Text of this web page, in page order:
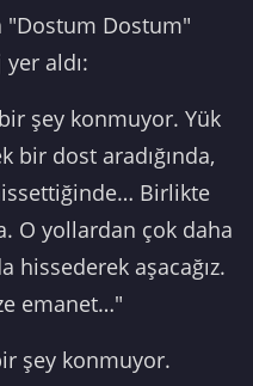
"Dostum Dostum"
aldı:
şey konmuyor. Yük
bir dost aradığında,
Birlikte
O yollardan çok daha
hissederek aşacağız.
emanet…"
şey konmuyor.